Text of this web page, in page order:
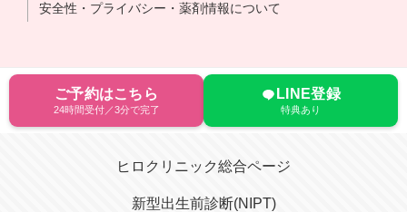
安全性・プライバシー・薬剤情報について
ご予約はこちら
24時間受付／3分で完了
LINE登録
特典あり
ヒロクリニック総合ページ
新型出生前診断(NIPT)